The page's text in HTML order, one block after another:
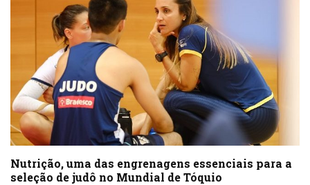
Nutrição, uma das engrenagens essenciais para a
seleção de judô no Mundial de Tóquio